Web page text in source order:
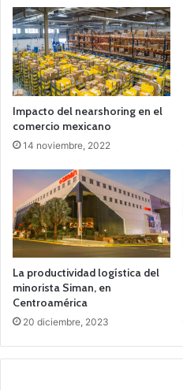
Impacto del nearshoring en el
comercio mexicano
14 noviembre, 2022
La productividad logística del
minorista Siman, en
Centroamérica
20 diciembre, 2023